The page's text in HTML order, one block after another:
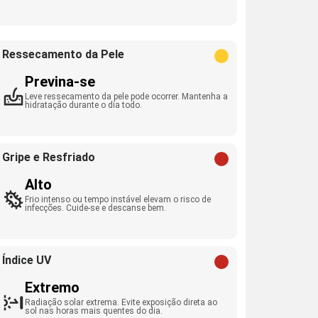
Ressecamento da Pele
Previna-se
Leve ressecamento da pele pode ocorrer. Mantenha a
hidratação durante o dia todo.
Gripe e Resfriado
Alto
Frio intenso ou tempo instável elevam o risco de
infecções. Cuide-se e descanse bem.
Índice UV
Extremo
Radiação solar extrema. Evite exposição direta ao
sol nas horas mais quentes do dia.